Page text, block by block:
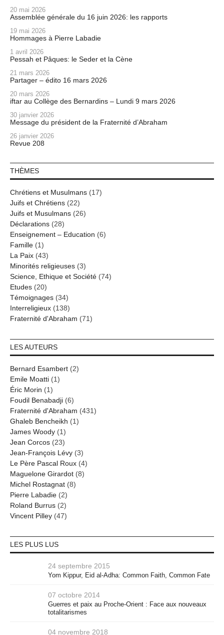
20 mai 2026
Assemblée générale du 16 juin 2026: les rapports
19 mai 2026
Hommages à Pierre Labadie
1 avril 2026
Pessah et Pâques: le Seder et la Cène
21 mars 2026
Partager – édito 16 mars 2026
20 mars 2026
iftar au Collège des Bernardins – Lundi 9 mars 2026
30 janvier 2026
Message du président de la Fraternité d’Abraham
26 janvier 2026
Revue 208
THÈMES
Chrétiens et Musulmans (17)
Juifs et Chrétiens (22)
Juifs et Musulmans (26)
Déclarations (28)
Enseignement – Education (6)
Famille (1)
La Paix (43)
Minorités religieuses (3)
Science, Ethique et Société (74)
Etudes (20)
Témoignages (34)
Interreligieux (138)
Fraternité d'Abraham (71)
LES AUTEURS
Bernard Esambert (2)
Emile Moatti (1)
Éric Morin (1)
Foudil Benabadji (6)
Fraternité d'Abraham (431)
Ghaleb Bencheikh (1)
James Woody (1)
Jean Corcos (23)
Jean-François Lévy (3)
Le Père Pascal Roux (4)
Maguelone Girardot (8)
Michel Rostagnat (8)
Pierre Labadie (2)
Roland Burrus (2)
Vincent Pilley (47)
LES PLUS LUS
24 septembre 2015
Yom Kippur, Eid al-Adha: Common Faith, Common Fate
07 octobre 2014
Guerres et paix au Proche-Orient : Face aux nouveaux
totalitarismes
04 novembre 2018